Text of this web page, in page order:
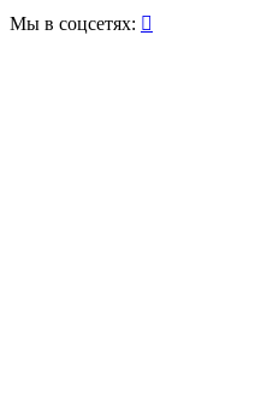
Мы в соцсетях: 